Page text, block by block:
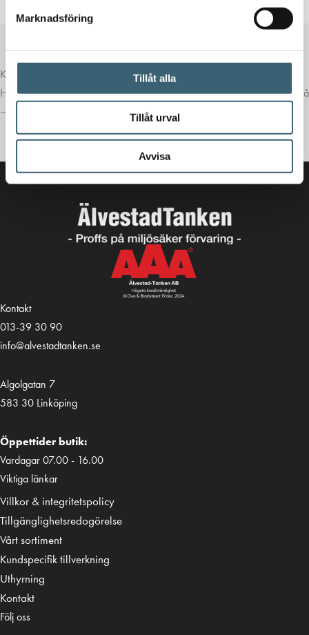
Marknadsföring
Tillåt alla
Tillåt urval
Avvisa
Komplettera med rätt tillval
Här har vi samlat produkter som ofta passar bra ihop med det du tittar på
– för en mer komplett lösning.
Kontakt
013-39 30 90
info@alvestadtanken.se
Algolgatan 7
583 30 Linköping
Öppettider butik:
Vardagar 07.00 - 16.00
Viktiga länkar
Villkor & integritetspolicy
Tillgänglighetsredogörelse
Vårt sortiment
Kundspecifik tillverkning
Uthyrning
Kontakt
Följ oss